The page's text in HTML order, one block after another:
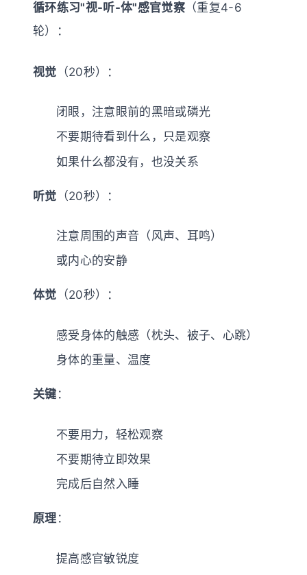
循环练习"视-听-体"感官觉察（重复4-6
轮）：
视觉 （20秒）：
闭眼，注意眼前的黑暗或磷光
不要期待看到什么，只是观察
如果什么都没有，也没关系
听觉 （20秒）：
注意周围的声音（风声、耳鸣）
或内心的安静
体觉 （20秒）：
感受身体的触感（枕头、被子、心跳）
身体的重量、温度
关键 ：
不要用力，轻松观察
不要期待立即效果
完成后自然入睡
原理 ：
提高感官敏锐度